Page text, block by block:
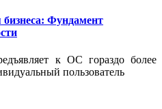
Фундамент
к ОС гораздо более
пользователь